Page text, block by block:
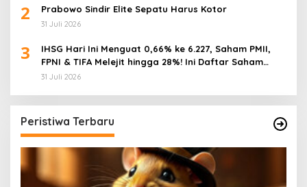
2 Prabowo Sindir Elite Sepatu Harus Kotor
31 Juli 2026
3
IHSG Hari Ini Menguat 0,66% ke 6.227, Saham PMII,
FPNI & TIFA Melejit hingga 28%! Ini Daftar Saham
Paling Cuan & Volume Tertinggi 31 Juli 2026
31 Juli 2026
Peristiwa Terbaru